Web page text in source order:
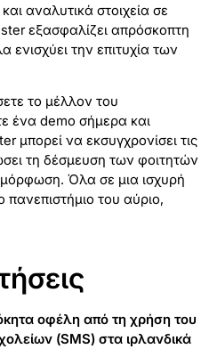
αναλυτικά στοιχεία σε
εξασφαλίζει απρόσκοπτη
την επιτυχία των
το μέλλον του
ένα demo σήμερα και
μπορεί να εκσυγχρονίσει τις
τη δέσμευση των φοιτητών
Όλα σε μια ισχυρή
του αύριο,
οφέλη από τη χρήση του
(SMS) στα ιρλανδικά